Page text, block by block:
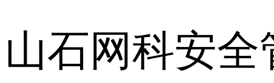
山石网科安